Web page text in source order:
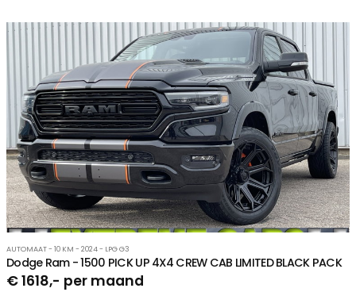
AUTOMAAT - 10 KM - 2024 - LPG G3
Dodge Ram - 1500 PICK UP 4X4 CREW CAB LIMITED BLACK PACK
€ 1618,- per maand